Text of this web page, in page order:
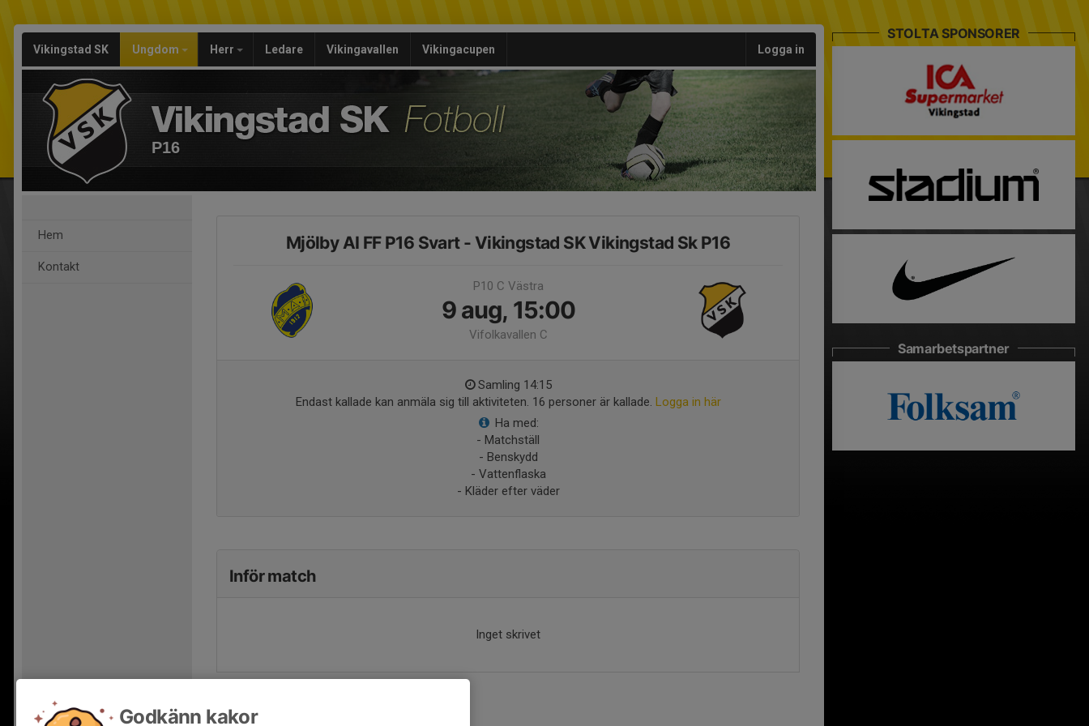
Vikingstad SK Ungdom Herr Ledare Vikingavallen Vikingacupen Logga in
P16
Hem
Kontakt
Mjölby AI FF P16 Svart - Vikingstad SK Vikingstad Sk P16
P10 C Västra
9 aug, 15:00
Vifolkavallen C
Samling 14:15
Endast kallade kan anmäla sig till aktiviteten. 16 personer är kallade. Logga in här
Ha med:
- Matchställ
- Benskydd
- Vattenflaska
- Kläder efter väder
Inför match
Inget skrivet
STOLTA SPONSORER
Samarbetspartner
Godkänn kakor